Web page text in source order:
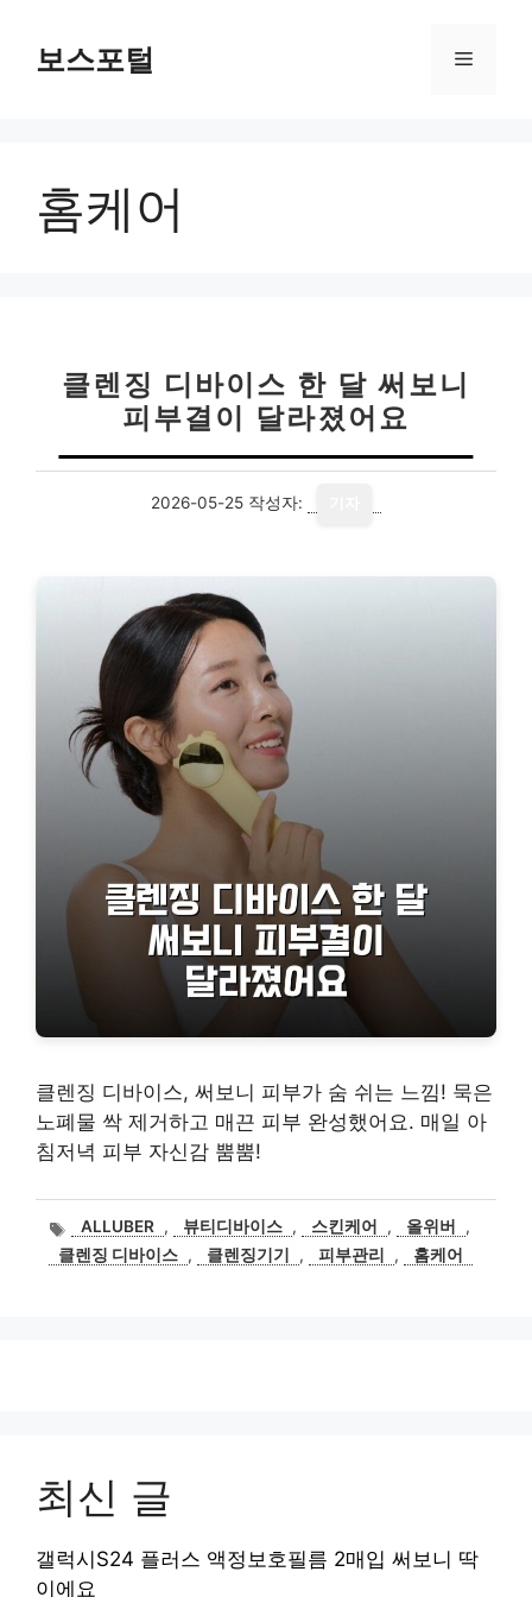
보스포털 메
홈케어
클렌징 디바이스 한 달 써보니
피부결이 달라졌어요
2026-05-25 작성자:
클렌징 디바이스, 써보니 피부가 숨 쉬는 느낌! 묵은
노폐물 싹 제거하고 매끈 피부 완성했어요. 매일 아
침저녁 피부 자신감 뿜뿜!
태
그
ALLUBER , 뷰티디바이스 , 스킨케어 , 올위버
,
클렌징 디바이스 , 클렌징기기 , 피부관리 , 홈케어
최신 글
갤럭시S24 플러스 액정보호필름 2매입 써보니 딱
이에요